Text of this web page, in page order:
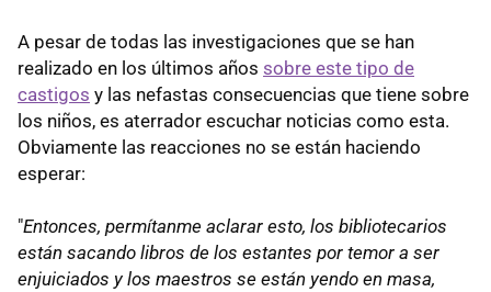
A pesar de todas las investigaciones que se han
realizado en los últimos años sobre este tipo de
castigos y las nefastas consecuencias que tiene sobre
los niños, es aterrador escuchar noticias como esta.
Obviamente las reacciones no se están haciendo
esperar:
"Entonces, permítanme aclarar esto, los bibliotecarios
están sacando libros de los estantes por temor a ser
enjuiciados y los maestros se están yendo en masa,